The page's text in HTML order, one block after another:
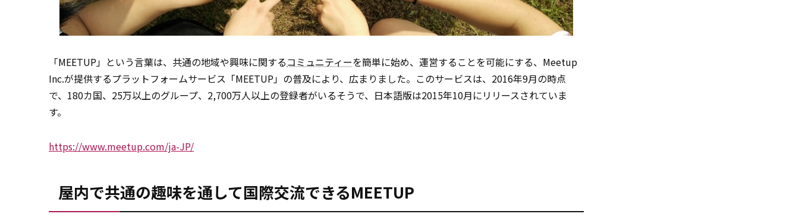
「MEETUP」という言葉は、共通の地域や興味に関するコミュニティーを簡単に始め、運営することを可能にする、Meetup
Inc.が提供するプラットフォームサービス「MEETUP」の普及により、広まりました。このサービスは、2016年9月の時点
で、180カ国、25万以上のグループ、2,700万人以上の登録者がいるそうで、日本語版は2015年10月にリリースされていま
す。
https://www.meetup.com/ja-JP/
屋内で共通の趣味を通して国際交流できるMEETUP